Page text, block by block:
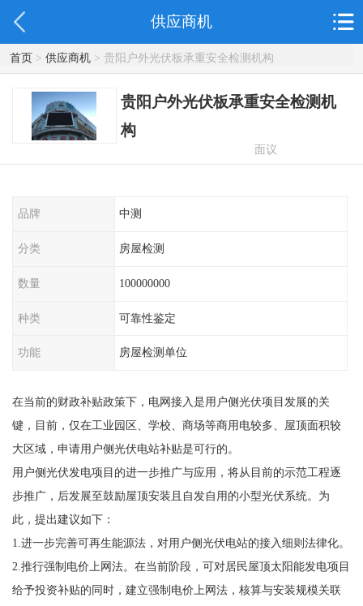
供应商机
首页> 供应商机> 贵阳户外光伏板承重安全检测机构
贵阳户外光伏板承重安全检测机
构
面议
品牌 中测
分类 房屋检测
数量 100000000
种类 可靠性鉴定
功能 房屋检测单位
在当前的财政补贴政策下，电网接入是用户侧光伏项目发展的关
键，目前，仅在工业园区、学校、商场等商用电较多、屋顶面积较
大区域，申请用户侧光伏电站补贴是可行的。
用户侧光伏发电项目的进一步推广与应用，将从目前的示范工程逐
步推广，后发展至鼓励屋顶安装且自发自用的小型光伏系统。为
此，提出建议如下：
1.进一步完善可再生能源法，对用户侧光伏电站的接入细则法律化。
2.推行强制电价上网法。在当前阶段，可对居民屋顶太阳能发电项目
给予投资补贴的同时，建立强制电价上网法，核算与安装规模关联